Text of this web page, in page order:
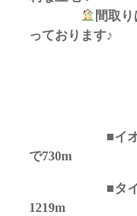
間取
っております♪
■イ
で730m
■タイヨー騎
1219m